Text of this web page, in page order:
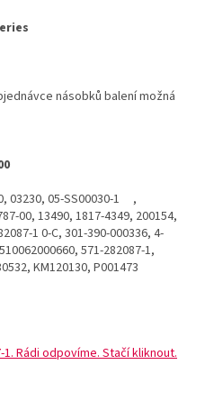
násobků balení možná
03230, 05-SS00030-1 ,
00, 13490, 1817-4349, 200154,
1 0-C, 301-390-000336, 4-
571-282087-1,
KM120130, P001473
Rádi odpovíme. Stačí kliknout.